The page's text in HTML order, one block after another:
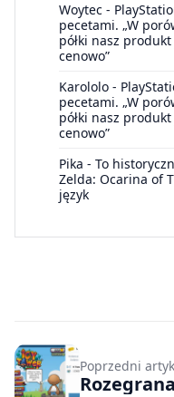
Woytec -
pecetami. „W
półki nasz
cenowo”
Karololo -
pecetami. „W
półki nasz
cenowo”
Pika - To
Zelda: Ocarina of
język
Poprzedni